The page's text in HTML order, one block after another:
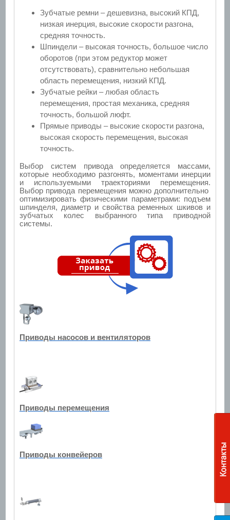
Зубчатые ремни – дешевизна, высокий КПД,
низкая инерция, высокие скорости разгона,
средняя точность.
Шпиндели – высокая точность, большое число
оборотов (при этом редуктор может
отсутствовать), сравнительно небольшая
область перемещения, низкий КПД.
Зубчатые рейки – любая область
перемещения, простая механика, средняя
точность, большой люфт.
Прямые приводы – высокие скорости разгона,
высокая скорость перемещения, высокая
точность.
Выбор систем привода определяется массами,
которые необходимо разгонять, моментами инерции
и используемыми траекториями перемещения.
Выбор привода перемещения можно дополнительно
оптимизировать физическими параметрами: подъем
шпинделя, диаметр и свойства ременных шкивов и
зубчатых колес выбранного типа приводной
системы.
Приводы насосов и вентиляторов
Приводы перемещения
Приводы конвейеров